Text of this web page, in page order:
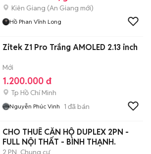
Kiên Giang (An Giang mới)
Hồ Phan Vĩnh Long
Zitek Z1 Pro Trắng AMOLED 2.13 inch
Mới
1.200.000 đ
Tp Hồ Chí Minh
Nguyễn Phúc Vinh 1 đã bán
CHO THUÊ CĂN HỘ DUPLEX 2PN -
FULL NỘI THẤT - BÌNH THẠNH.
2 PN Chung cư